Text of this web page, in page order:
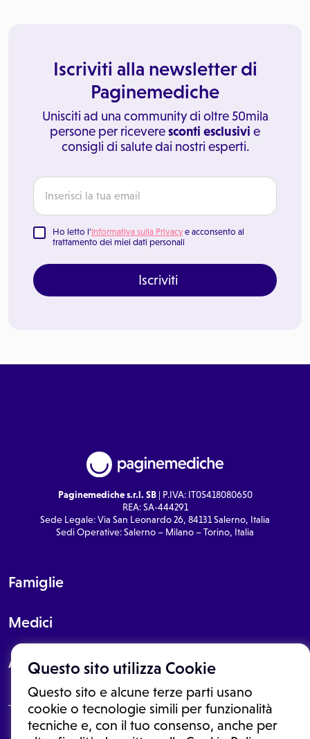
Questo sito utilizza Cookie
Questo sito e alcune terze parti usano
cookie o tecnologie simili per funzionalità
tecniche e, con il tuo consenso, anche per
Iscriviti alla newsletter di
Paginemediche
Unisciti ad una community di oltre 50mila
persone per riceveresconti esclusivi e
consigli di salute dai nostri esperti.
Ho letto l'Informativa sulla Privacy e acconsento al
trattamento dei miei dati personali
Iscriviti
Paginemediche s.r.l. SB| P.IVA: IT05418080650
REA: SA-444291
Sede Legale: Via San Leonardo 26, 84131 Salerno, Italia
Sedi Operative: Salerno – Milano – Torino, Italia
Famiglie
Medici
About
Le informazioni proposte in questo sito non sono un consulto medico.